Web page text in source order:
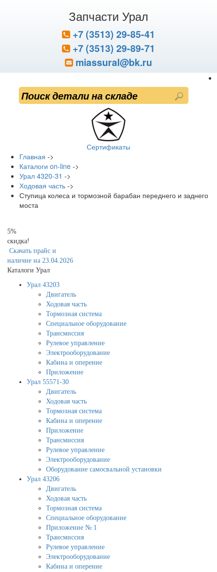
Запчасти Урал
+7 (3513) 29-85-41
+7 (3513) 29-89-71
miassural@bk.ru
Сертификаты
Главная ->
Каталоги on-line ->
Урал 4320-31 ->
Ходовая часть ->
Ступица колеса и тормозной барабан переднего и заднего
моста
5%
скидка!
Скачать прайс и
наличие на 23.04.2026
Каталоги Урал
Урал 43203
Двигатель
Ходовая часть
Тормозная система
Специальное оборудование
Трансмиссия
Рулевое управление
Электрооборудование
Кабина и оперение
Приложение
Урал 55571-30
Двигатель
Ходовая часть
Тормозная система
Кабина и оперение
Приложение
Трансмиссия
Рулевое управление
Электрооборудование
Оборудование самосвальной установки
Урал 43206
Двигатель
Ходовая часть
Тормозная система
Специальное оборудование
Приложение № 1
Трансмиссия
Рулевое управление
Электрооборудование
Кабина и оперение